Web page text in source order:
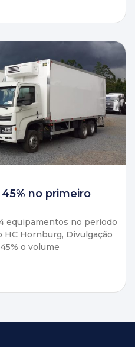
no primeiro
equipamentos no período
HC Hornburg, Divulgação
o volume